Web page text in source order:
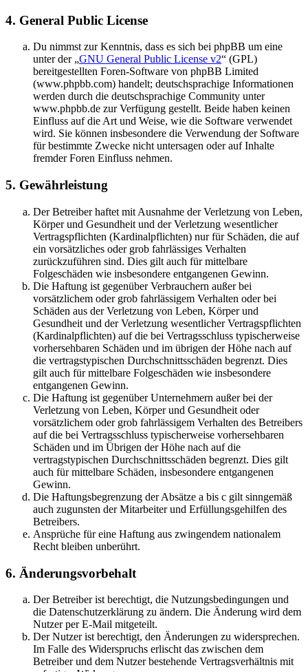
4. General Public License
Du nimmst zur Kenntnis, dass es sich bei phpBB um eine
unter der „GNU General Public License v2“ (GPL)
bereitgestellten Foren-Software von phpBB Limited
(www.phpbb.com) handelt; deutschsprachige Informationen
werden durch die deutschsprachige Community unter
www.phpbb.de zur Verfügung gestellt. Beide haben keinen
Einfluss auf die Art und Weise, wie die Software verwendet
wird. Sie können insbesondere die Verwendung der Software
für bestimmte Zwecke nicht untersagen oder auf Inhalte
fremder Foren Einfluss nehmen.
5. Gewährleistung
Der Betreiber haftet mit Ausnahme der Verletzung von Leben,
Körper und Gesundheit und der Verletzung wesentlicher
Vertragspflichten (Kardinalpflichten) nur für Schäden, die auf
ein vorsätzliches oder grob fahrlässiges Verhalten
zurückzuführen sind. Dies gilt auch für mittelbare
Folgeschäden wie insbesondere entgangenen Gewinn.
Die Haftung ist gegenüber Verbrauchern außer bei
vorsätzlichem oder grob fahrlässigem Verhalten oder bei
Schäden aus der Verletzung von Leben, Körper und
Gesundheit und der Verletzung wesentlicher Vertragspflichten
(Kardinalpflichten) auf die bei Vertragsschluss typischerweise
vorhersehbaren Schäden und im übrigen der Höhe nach auf
die vertragstypischen Durchschnittsschäden begrenzt. Dies
gilt auch für mittelbare Folgeschäden wie insbesondere
entgangenen Gewinn.
Die Haftung ist gegenüber Unternehmern außer bei der
Verletzung von Leben, Körper und Gesundheit oder
vorsätzlichem oder grob fahrlässigem Verhalten des Betreibers
auf die bei Vertragsschluss typischerweise vorhersehbaren
Schäden und im Übrigen der Höhe nach auf die
vertragstypischen Durchschnittsschäden begrenzt. Dies gilt
auch für mittelbare Schäden, insbesondere entgangenen
Gewinn.
Die Haftungsbegrenzung der Absätze a bis c gilt sinngemäß
auch zugunsten der Mitarbeiter und Erfüllungsgehilfen des
Betreibers.
Ansprüche für eine Haftung aus zwingendem nationalem
Recht bleiben unberührt.
6. Änderungsvorbehalt
Der Betreiber ist berechtigt, die Nutzungsbedingungen und
die Datenschutzerklärung zu ändern. Die Änderung wird dem
Nutzer per E-Mail mitgeteilt.
Der Nutzer ist berechtigt, den Änderungen zu widersprechen.
Im Falle des Widerspruchs erlischt das zwischen dem
Betreiber und dem Nutzer bestehende Vertragsverhältnis mit